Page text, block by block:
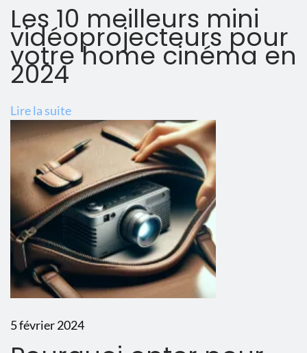
c
t
e
u
s
e
2
0
4
V
i
é
o
Les 10 meilleurs mini
vidéoprojecteurs pour
votre home cinéma en
2024
Lire la suite
5 février 2024